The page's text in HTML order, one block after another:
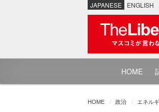
JAPANESE ENGLISH
HOME
HOME 政治 エネル